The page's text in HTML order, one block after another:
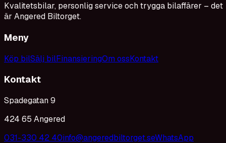
Kvalitetsbilar, personlig service och trygga bilaffärer – det
är Angered Biltorget.
Meny
Köp bilSälj bilFinansieringOm ossKontakt
Kontakt
Spadegatan 9
424 65 Angered
031-330 42 40info@angeredbiltorget.seWhatsApp